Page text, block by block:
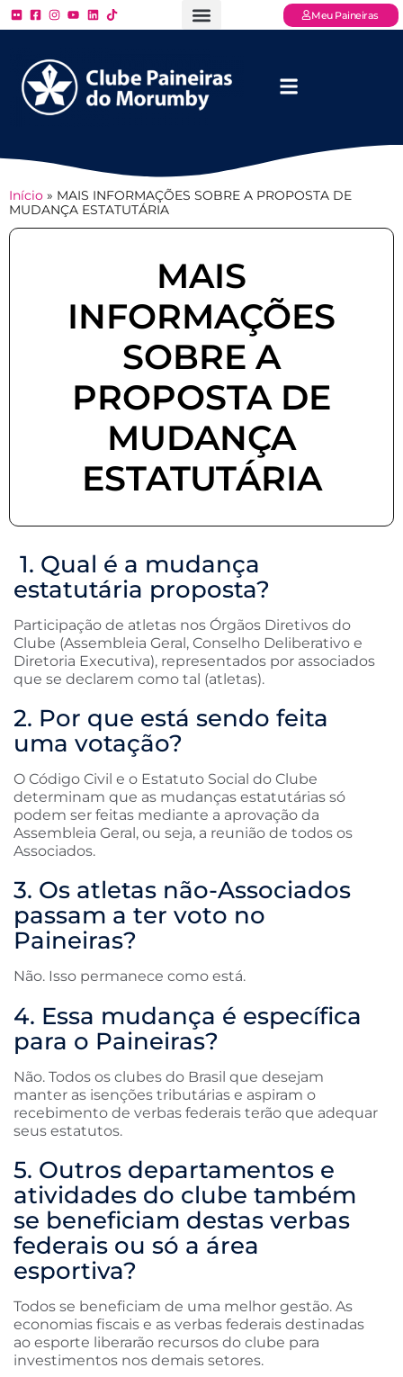
Meu Paineiras
Início » MAIS INFORMAÇÕES SOBRE A PROPOSTA DE
MUDANÇA ESTATUTÁRIA
MAIS
INFORMAÇÕES
SOBRE A
PROPOSTA DE
MUDANÇA
ESTATUTÁRIA
1. Qual é a mudança
estatutária proposta?
Participação de atletas nos Órgãos Diretivos do
Clube (Assembleia Geral, Conselho Deliberativo e
Diretoria Executiva), representados por associados
que se declarem como tal (atletas).
2. Por que está sendo feita
uma votação?
O Código Civil e o Estatuto Social do Clube
determinam que as mudanças estatutárias só
podem ser feitas mediante a aprovação da
Assembleia Geral, ou seja, a reunião de todos os
Associados.
3. Os atletas não-Associados
passam a ter voto no
Paineiras?
Não. Isso permanece como está.
4. Essa mudança é específica
para o Paineiras?
Não. Todos os clubes do Brasil que desejam
manter as isenções tributárias e aspiram o
recebimento de verbas federais terão que adequar
seus estatutos.
5. Outros departamentos e
atividades do clube também
se beneficiam destas verbas
federais ou só a área
esportiva?
Todos se beneficiam de uma melhor gestão. As
economias fiscais e as verbas federais destinadas
ao esporte liberarão recursos do clube para
investimentos nos demais setores.